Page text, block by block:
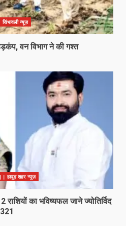
न्यूज़
वन विभाग ने की गश्त
शहर न्यूज़
का भविष्यफल जाने ज्योतिर्विद